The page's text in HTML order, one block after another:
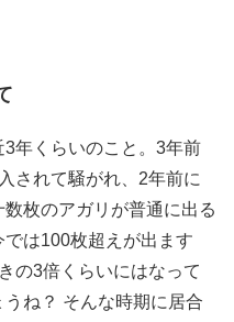
3年くらいのこと。3年前
されて騒がれ、2年前に
枚のアガリが普通に出る
は100枚超えが出ます
の3倍くらいにはなって
ね？ そんな時期に居合